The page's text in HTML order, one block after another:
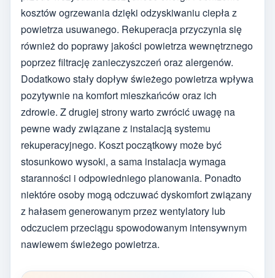
kosztów ogrzewania dzięki odzyskiwaniu ciepła z
powietrza usuwanego. Rekuperacja przyczynia się
również do poprawy jakości powietrza wewnętrznego
poprzez filtrację zanieczyszczeń oraz alergenów.
Dodatkowo stały dopływ świeżego powietrza wpływa
pozytywnie na komfort mieszkańców oraz ich
zdrowie. Z drugiej strony warto zwrócić uwagę na
pewne wady związane z instalacją systemu
rekuperacyjnego. Koszt początkowy może być
stosunkowo wysoki, a sama instalacja wymaga
staranności i odpowiedniego planowania. Ponadto
niektóre osoby mogą odczuwać dyskomfort związany
z hałasem generowanym przez wentylatory lub
odczuciem przeciągu spowodowanym intensywnym
nawiewem świeżego powietrza.